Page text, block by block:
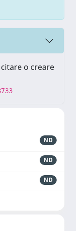
o creare
ND
ND
ND